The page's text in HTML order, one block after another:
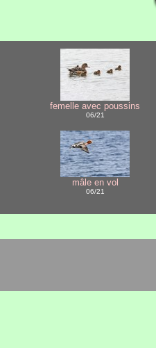
femelle avec poussins
06/21
mâle en vol
06/21